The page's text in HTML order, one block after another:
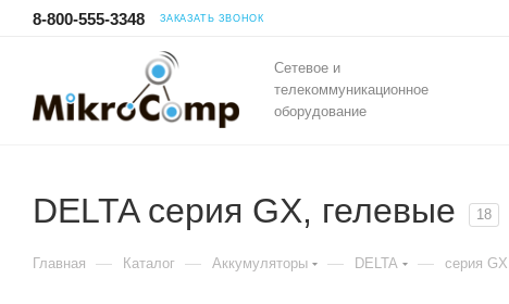
8-800-555-3348 ЗАКАЗАТЬ ЗВОНОК
Сетевое и
телекоммуникационное
оборудование
DELTA серия GX, гелевые 18
Главная — Каталог — Аккумуляторы — DELTA — серия